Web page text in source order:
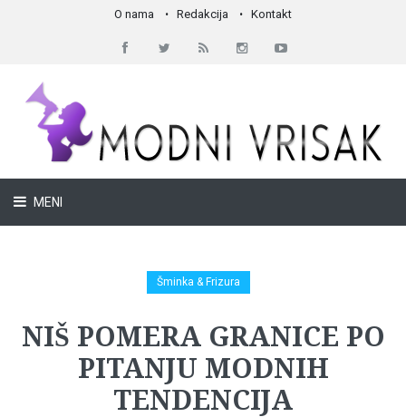
O nama Redakcija Kontakt
MENI
Šminka & Frizura
NIŠ POMERA GRANICE PO
PITANJU MODNIH
TENDENCIJA